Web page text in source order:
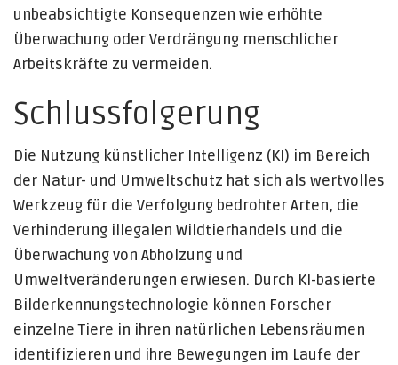
unbeabsichtigte Konsequenzen wie erhöhte
Überwachung oder Verdrängung menschlicher
Arbeitskräfte zu vermeiden.
Schlussfolgerung
Die Nutzung künstlicher Intelligenz (KI) im Bereich
der Natur- und Umweltschutz hat sich als wertvolles
Werkzeug für die Verfolgung bedrohter Arten, die
Verhinderung illegalen Wildtierhandels und die
Überwachung von Abholzung und
Umweltveränderungen erwiesen. Durch KI-basierte
Bilderkennungstechnologie können Forscher
einzelne Tiere in ihren natürlichen Lebensräumen
identifizieren und ihre Bewegungen im Laufe der